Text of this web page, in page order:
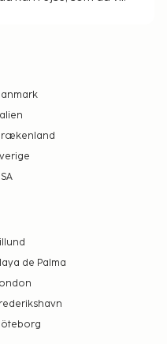
de Palma